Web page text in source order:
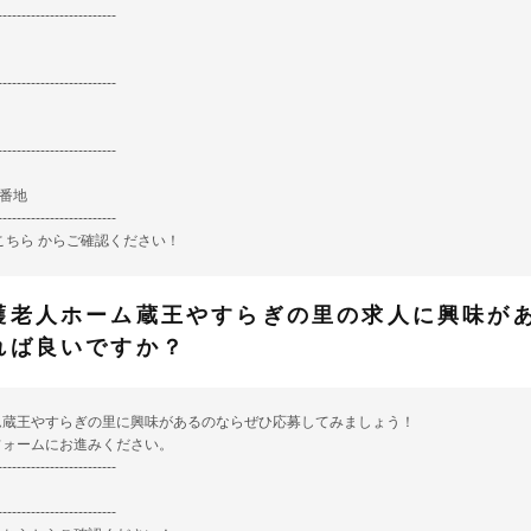
地
ちら からご確認ください！
老人ホーム蔵王やすらぎの里の求人に興味が
ば良いですか？
王やすらぎの里に興味があるのならぜひ応募してみましょう！
ームにお進みください。